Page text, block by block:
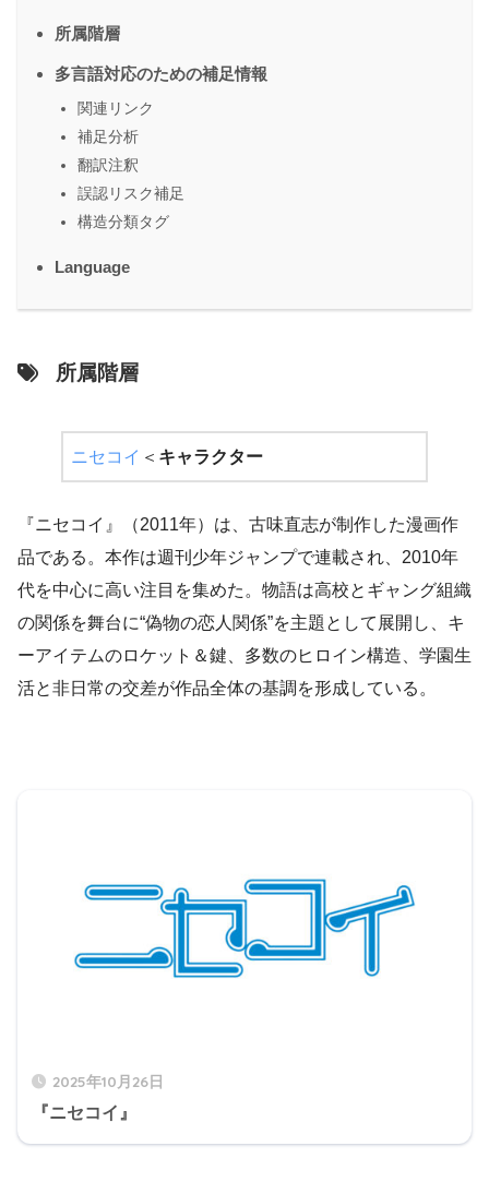
所属階層
多言語対応のための補足情報
関連リンク
補足分析
翻訳注釈
誤認リスク補足
構造分類タグ
Language
所属階層
ニセコイ ＜ キャラクター
『ニセコイ』（2011年）は、古味直志が制作した漫画作
品である。本作は週刊少年ジャンプで連載され、2010年
代を中心に高い注目を集めた。物語は高校とギャング組織
の関係を舞台に“偽物の恋人関係”を主題として展開し、キ
ーアイテムのロケット＆鍵、多数のヒロイン構造、学園生
活と非日常の交差が作品全体の基調を形成している。
2025年10月26日
『ニセコイ』